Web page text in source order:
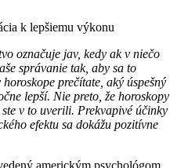
k lepšiemu výkonu
označuje jav, kedy ak v niečo
správanie tak, aby sa to
prečítate, aký úspešný
lepší. Nie preto, že horoskopy
v to uverili. Prekvapivé účinky
efektu sa dokážu pozitívne
americkým psychológom